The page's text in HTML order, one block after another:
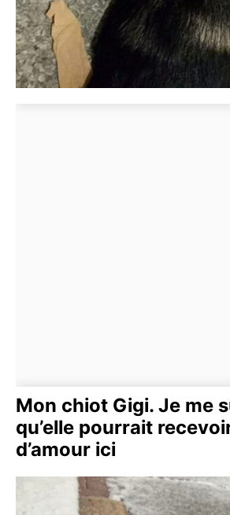
Mon chiot Gigi. Je me
qu’elle pourrait
d’amour ici